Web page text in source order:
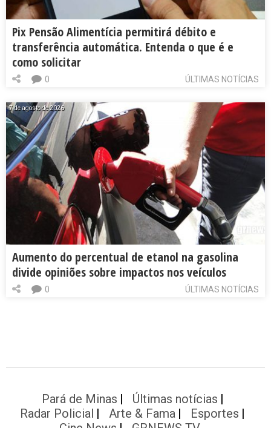
Pix Pensão Alimentícia permitirá débito e
transferência automática. Entenda o que é e
como solicitar
ÚLTIMAS NOTÍCIAS
0
7 de agosto de 2026
Aumento do percentual de etanol na gasolina
divide opiniões sobre impactos nos veículos
ÚLTIMAS NOTÍCIAS
0
Pará de Minas
Últimas notícias
Radar Policial
Arte & Fama
Esportes